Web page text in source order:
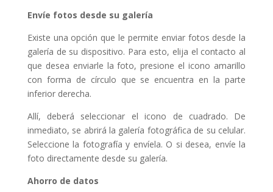
Envíe fotos desde su galería
Existe una opción que le permite enviar fotos desde la
galería de su dispositivo. Para esto, elija el contacto al
que desea enviarle la foto, presione el icono amarillo
con forma de círculo que se encuentra en la parte
inferior derecha.
Allí, deberá seleccionar el icono de cuadrado. De
inmediato, se abrirá la galería fotográfica de su celular.
Seleccione la fotografía y envíela. O si desea, envíe la
foto directamente desde su galería.
Ahorro de datos